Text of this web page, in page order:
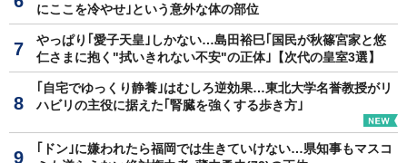
にここを冷やせ｣という意外な体の部位
やっぱり｢愛子天皇｣しかない…島田裕巳｢国民が秋篠宮家と悠
仁さまに抱く"拭いきれない不安"の正体｣【次代の皇室3選】
｢自宅でゆっくり静養｣はむしろ逆効果…東北大学名誉教授がリ
ハビリの主役に据えた｢腎臓を強くする歩き方｣
｢ドン｣に嫌われたら福岡では生きていけない…県知事もマスコ